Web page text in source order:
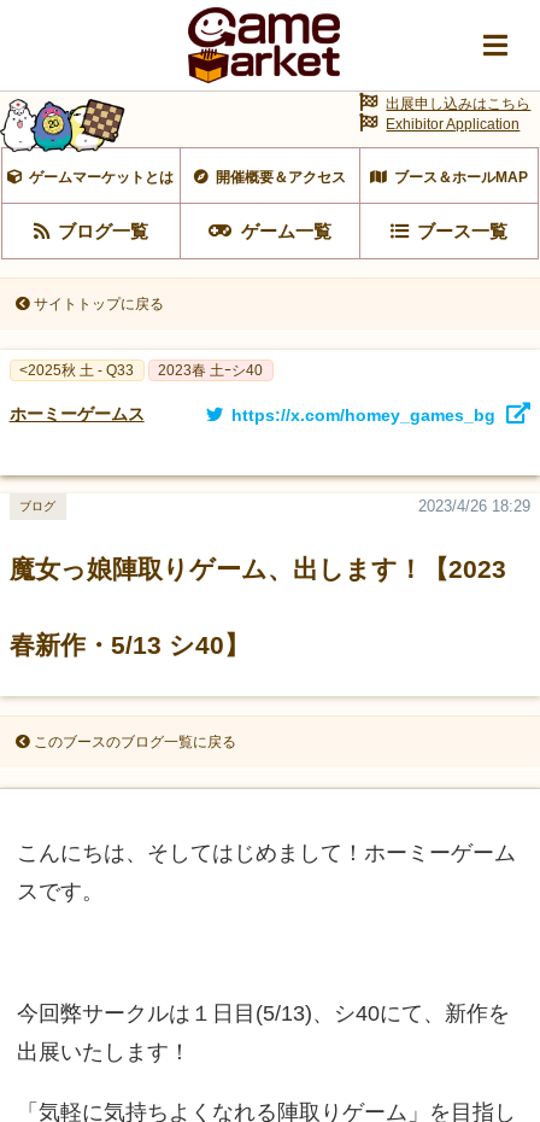
ゲームマーケットとは 開催概要＆アクセス ブース＆ホールMAP
ブログ一覧 ゲーム一覧 ブース一覧
出展申し込みはこちら
Exhibitor Application
サイトトップに戻る
<2025秋 土 - Q33 2023春 土ｰシ40
ホーミーゲームス https://x.com/homey_games_bg
魔女っ娘陣取りゲーム、出します！【2023
春新作・5/13 シ40】
2023/4/26 18:29
ブログ
このブースのブログ一覧に戻る
こんにちは、そしてはじめまして！ホーミーゲーム
スです。
今回弊サークルは１日目(5/13)、シ40にて、新作を
出展いたします！
「気軽に気持ちよくなれる陣取りゲーム」を目指し